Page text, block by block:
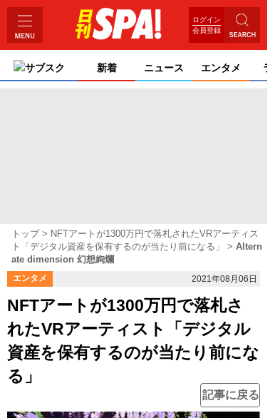
ログイン
会員登録
サブスク 新着 ニュース エンタメ
トップ
NFTアートが1300万円で落札されたVRアーティス
ト「デジタル資産を保有するのが当たり前になる」
Altern
ate dimension 幻想絢爛
エンタメ 2021年08月06日
NFTアートが1300万円で落札さ
れたVRアーティスト「デジタル
資産を保有するのが当たり前にな
る」
記事に戻る